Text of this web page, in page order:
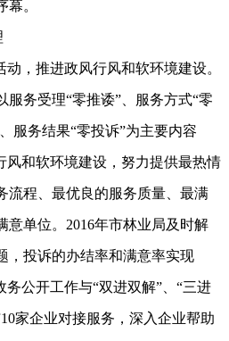
。
，推进政风行风和软环境建设。
务受理“零推诿”、服务方式“零
服务结果“零投诉”为主要内容
风和软环境建设，努力提供最热情
流程、最优良的服务质量、最满
意单位。2016年市林业局及时解
，投诉的办结率和满意率实现
务公开工作与“双进双解”、“三进
家企业对接服务，深入企业帮助